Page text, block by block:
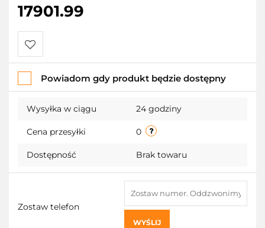
17901.99
Do
przechowalni
Powiadom gdy produkt będzie dostępny
Wysyłka w ciągu 24 godziny
Cena przesyłki 0
Dostępność Brak towaru
Zostaw telefon
WYŚLIJ